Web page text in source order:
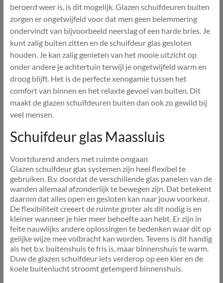
beroerd weer is, is dit mogelijk. Glazen schuifdeuren buiten
zorgen er ongetwijfeld voor dat men geen belemmering
ondervindt van bijvoorbeeld neerslag of een harde bries. Je
kunt zalig buiten zitten en de schuifdeur glas gesloten
houden. Je kan zalig genieten van het mooie uitzicht op
onder andere je achtertuin terwijl je ongetwijfeld warm en
droog blijft. Het is de perfecte xenogamie tussen het
comfort van binnen en het relaxte gevoel van buiten. Dit
maakt de glazen schuifdeuren buiten dan ook zo gewild bij
veel mensen.
Schuifdeur glas Maassluis
Voortdurend anders met ruimte omgaan
Glazen schuifdeur glas systemen zijn heel flexibel te
gebruiken. B.v. doordat de verschillende glas panelen van de
wanden allemaal afzonderlijk te bewegen zijn. Dat betekent
daarom dat alles open en gesloten kan naar jouw voorkeur.
De flexibiliteit creeert de ruimte groter als dit nodig is en
kleiner wanneer je hier meer behoefte aan hebt. Er zijn in
feite nauwlijks andere oplossingen te bedenken waar dit op
gelijke wijze mee volbracht kan worden. Tevens is dit handig
als het b.v. buitenshuis te fris is, maar binnenshuis te warm.
Duw de glazen schuifdeur iets verderop op een kier en de
koele buitenlucht stroomt getemperd binnenshuis.